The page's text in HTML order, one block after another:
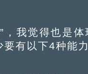
觉得也是体
要有以下4种能